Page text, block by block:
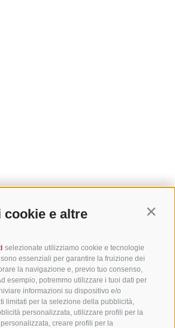
cookie e altre
selezionate utilizziamo cookie e tecnologie
essenziali per garantire la fruizione dei
la navigazione e, previo tuo consenso,
esempio, potremmo utilizzare i tuoi dati per
informazioni su dispositivo e/o
limitati per la selezione della pubblicità,
personalizzata, utilizzare profili per la
creare profili per la